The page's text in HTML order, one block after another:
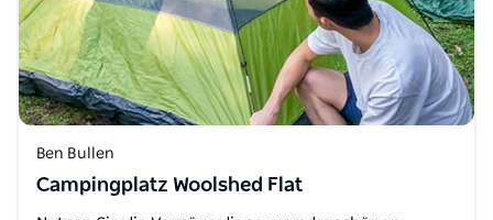
Ben Bullen
Campingplatz Woolshed Flat